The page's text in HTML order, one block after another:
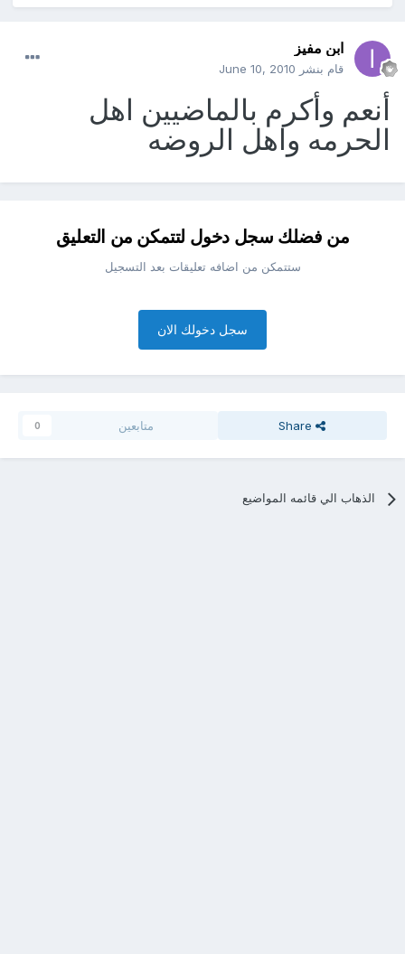
ابن مفيز
قام بنشر June 10, 2010
أنعم وأكرم بالماضيين اهل
الحرمه واهل الروضه
من فضلك سجل دخول لتتمكن من التعليق
ستتمكن من اضافه تعليقات بعد التسجيل
سجل دخولك الان
Share متابعين 0
الذهاب الي قائمه المواضيع